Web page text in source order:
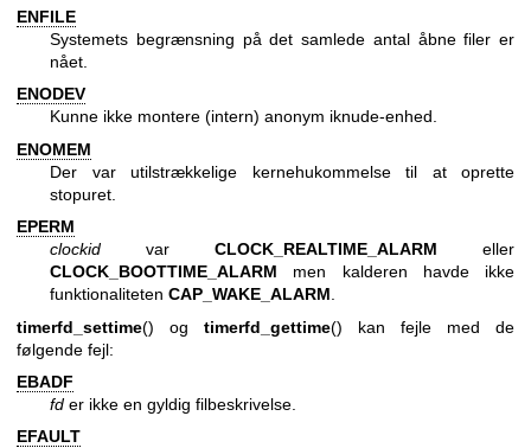
ENFILE
Systemets begrænsning på det samlede antal åbne filer er
nået.
ENODEV
Kunne ikke montere (intern) anonym iknude-enhed.
ENOMEM
Der var utilstrækkelige kernehukommelse til at oprette
stopuret.
EPERM
clockid var CLOCK_REALTIME_ALARM eller
CLOCK_BOOTTIME_ALARM men kalderen havde ikke
funktionaliteten CAP_WAKE_ALARM
timerfd_settime() og timerfd_gettime() kan fejle med de
følgende fejl:
EBADF
fd er ikke en gyldig filbeskrivelse.
EFAULT